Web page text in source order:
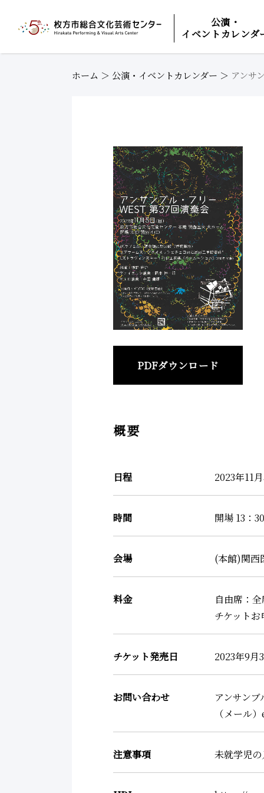
公演・
イベントカレンダ
ホーム ＞ 公演・イベントカレンダー ＞ アンサ
PDFダウンロード
概要
日程 2023年11
時間 開場 13：
会場 (本館)関西
料金
自由席：全
チケット
チケット発売日 2023年9月
お問い合わせ
アンサン
（メール
注意事項 未就学児